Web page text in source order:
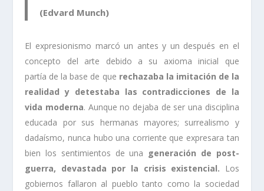
(Edvard Munch)
El expresionismo marcó un antes y un después en el
concepto del arte debido a su axioma inicial que
partía de la base de que rechazaba la imitación de la
realidad y detestaba las contradicciones de la
vida moderna. Aunque no dejaba de ser una disciplina
educada por sus hermanas mayores; surrealismo y
dadaísmo, nunca hubo una corriente que expresara tan
bien los sentimientos de una generación de post-
guerra, devastada por la crisis existencial. Los
gobiernos fallaron al pueblo tanto como la sociedad